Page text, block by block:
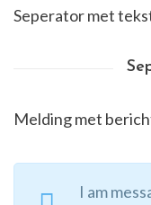
Seperator met
Melding met
I am